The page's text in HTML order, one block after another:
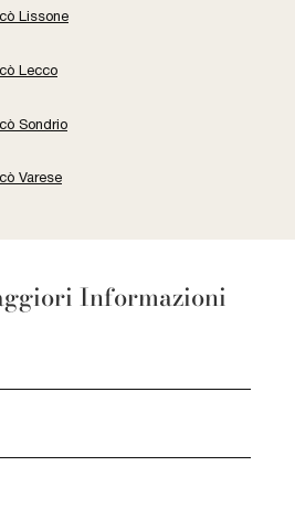
Lissone
Lecco
Sondrio
Varese
Informazioni